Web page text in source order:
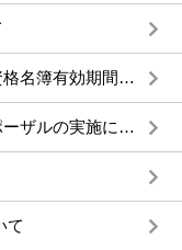
令和６・７年度物品・役務入札参加者資格名簿有効期間の延長について
旧有住中学校利活用に係る公募型プロポーザルの実施について
て